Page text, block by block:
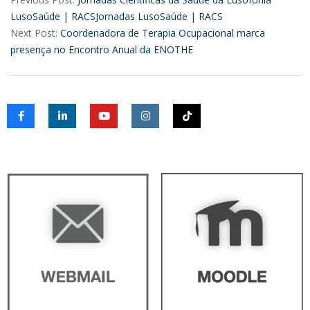
26
LusoSaúde | RACSJornadas LusoSaúde | RACS
Next Post: Coordenadora de Terapia Ocupacional marca
presença no Encontro Anual da ENOTHE